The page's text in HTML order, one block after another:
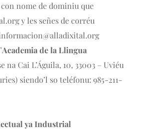
con nome de dominiu que
y les señes de corréu
Academia de la Llingua
na Cai L’Águila, 10, 33003 – Uviéu
siendo’l so teléfonu: 985-211-
ya Industrial